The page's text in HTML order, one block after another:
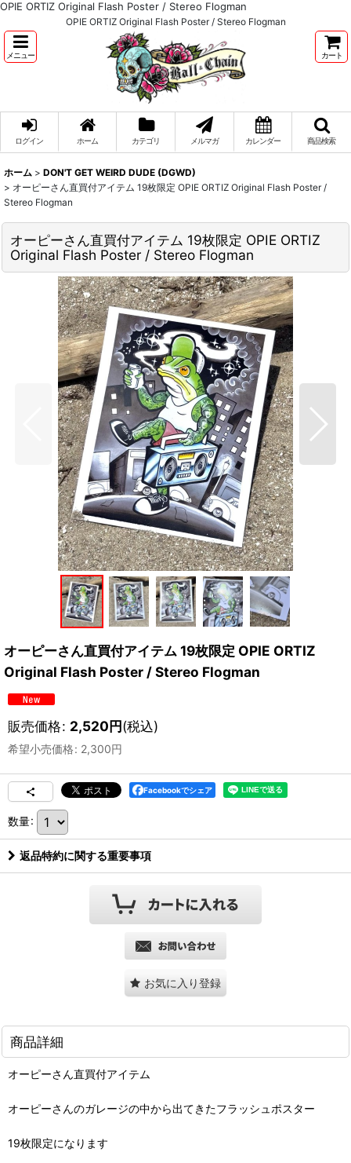
OPIE ORTIZ Original Flash Poster / Stereo Flogman
OPIE ORTIZ Original Flash Poster / Stereo Flogman
メニュー カート
ログイン ホーム カテゴリ メルマガ カレンダー 商品検索
ホーム > DON'T GET WEIRD DUDE (DGWD)
> オーピーさん直買付アイテム 19枚限定 OPIE ORTIZ Original Flash Poster /
Stereo Flogman
オーピーさん直買付アイテム 19枚限定 OPIE ORTIZ
Original Flash Poster / Stereo Flogman
オーピーさん直買付アイテム 19枚限定 OPIE ORTIZ
Original Flash Poster / Stereo Flogman
販売価格: 2,520円(税込)
希望小売価格: 2,300円
Facebookでシェア
数量:
返品特約に関する重要事項
お気に入り登録
商品詳細
オーピーさん直買付アイテム
オーピーさんのガレージの中から出てきたフラッシュポスター
19枚限定になります